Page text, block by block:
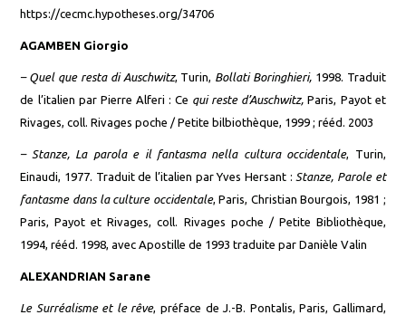
https://cecmc.hypotheses.org/34706
AGAMBEN Giorgio
– Quel que resta di Auschwitz, Turin, Bollati Boringhieri, 1998. Traduit
de l’italien par Pierre Alferi : Ce qui reste d’Auschwitz,Paris, Payot et
Rivages, coll. Rivages poche / Petite bilbiothèque, 1999 ; rééd. 2003
– Stanze, La parola e il fantasma nella cultura occidentale, Turin,
Einaudi, 1977. Traduit de l’italien par Yves Hersant : Stanze, Parole et
fantasme dans la culture occidentale, Paris, Christian Bourgois, 1981 ;
Paris, Payot et Rivages, coll. Rivages poche / Petite Bibliothèque,
1994, rééd. 1998, avec Apostille de 1993 traduite par Danièle Valin
ALEXANDRIAN Sarane
Le Surréalisme et le rêve, préface de J.-B. Pontalis, Paris, Gallimard,